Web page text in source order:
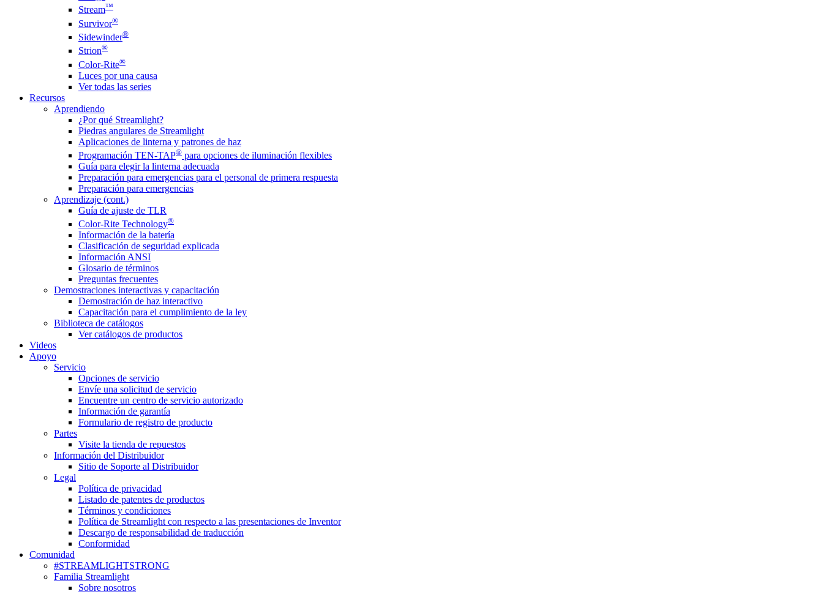
Stream™
Survivor®
Sidewinder®
Strion®
Color-Rite®
Luces por una causa
Ver todas las series
Recursos
Aprendiendo
¿Por qué Streamlight?
Piedras angulares de Streamlight
Aplicaciones de linterna y patrones de haz
Programación TEN-TAP® para opciones de iluminación flexibles
Guía para elegir la linterna adecuada
Preparación para emergencias para el personal de primera respuesta
Preparación para emergencias
Aprendizaje (cont.)
Guía de ajuste de TLR
Color-Rite Technology®
Información de la batería
Clasificación de seguridad explicada
Información ANSI
Glosario de términos
Preguntas frecuentes
Demostraciones interactivas y capacitación
Demostración de haz interactivo
Capacitación para el cumplimiento de la ley
Biblioteca de catálogos
Ver catálogos de productos
Videos
Apoyo
Servicio
Opciones de servicio
Envíe una solicitud de servicio
Encuentre un centro de servicio autorizado
Información de garantía
Formulario de registro de producto
Partes
Visite la tienda de repuestos
Información del Distribuidor
Sitio de Soporte al Distribuidor
Legal
Política de privacidad
Listado de patentes de productos
Términos y condiciones
Política de Streamlight con respecto a las presentaciones de Inventor
Descargo de responsabilidad de traducción
Conformidad
Comunidad
#STREAMLIGHTSTRONG
Familia Streamlight
Sobre nosotros